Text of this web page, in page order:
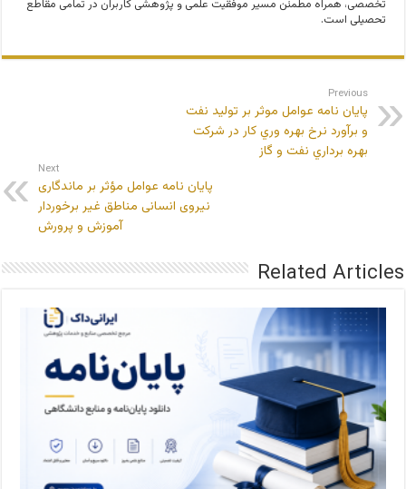
تخصصی، همراه مطمئن مسیر موفقیت علمی و پژوهشی کاربران در تمامی مقاطع
تحصیلی است.
Previous
پایان نامه عوامل موثر بر توليد نفت
و برآورد نرخ بهره وري كار در شركت
بهره برداري نفت و گاز
Next
پایان نامه عوامل مؤثر بر ماندگاری
نیروی انسانی مناطق غیر برخوردار
آموزش و پرورش
Related Articles